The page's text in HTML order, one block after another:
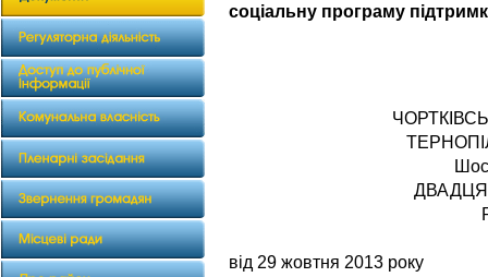
соціальну програму
від 29